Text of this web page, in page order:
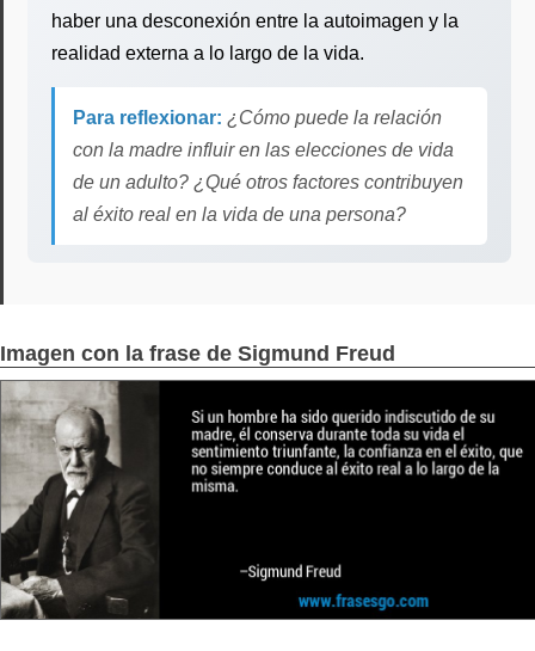
haber una desconexión entre la autoimagen y la
realidad externa a lo largo de la vida.
Para reflexionar: ¿Cómo puede la relación
con la madre influir en las elecciones de vida
de un adulto? ¿Qué otros factores contribuyen
al éxito real en la vida de una persona?
Imagen con la frase de Sigmund Freud